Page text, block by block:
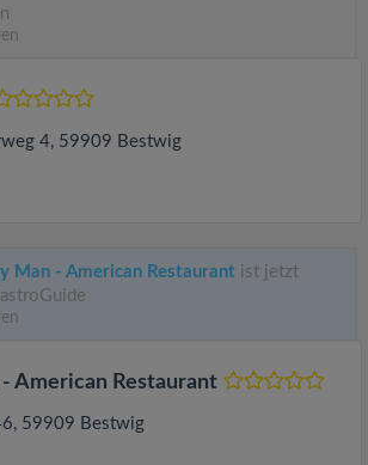
4, 59909 Bestwig
Man - American Restaurant ist jetzt
American Restaurant
, 59909 Bestwig